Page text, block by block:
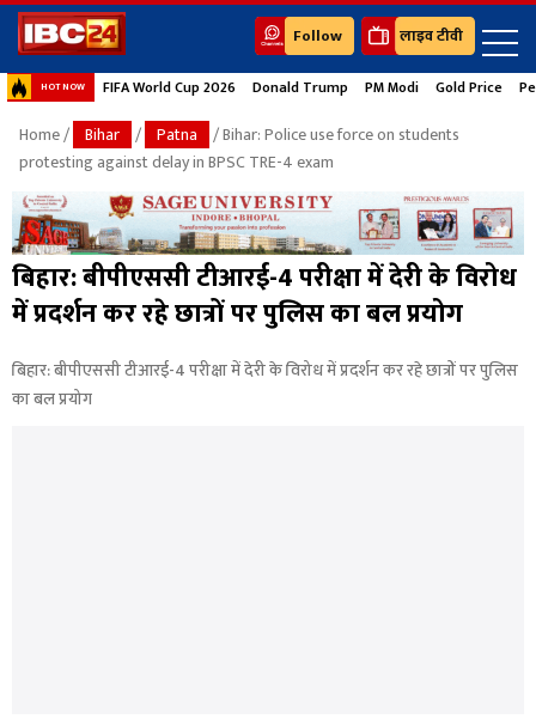
Follow लाइव टीवी
HOT NOW FIFA World Cup 2026 Donald Trump PM Modi Gold Price
Home/ Bihar / Patna
/ Bihar: Police use force on students
protesting against delay in BPSC TRE-4 exam
बिहार: बीपीएससी टीआरई-4 परीक्षा में देरी के विरोध
में प्रदर्शन कर रहे छात्रों पर पुलिस का बल प्रयोग
बिहार: बीपीएससी टीआरई-4 परीक्षा में देरी के विरोध में प्रदर्शन कर रहे छात्रों पर पुलिस
का बल प्रयोग